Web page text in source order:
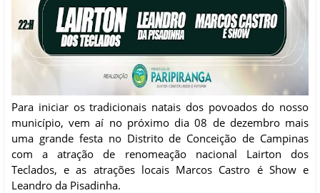
Para iniciar os tradicionais natais dos povoados do nosso
município, vem aí no próximo dia 08 de dezembro mais
uma grande festa no Distrito de Conceição de Campinas
com a atração de renomeação nacional Lairton dos
Teclados, e as atrações locais Marcos Castro é Show e
Leandro da Pisadinha.